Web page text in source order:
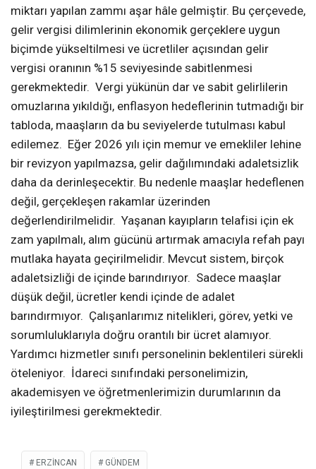
miktarı yapılan zammı aşar hâle gelmiştir. Bu çerçevede,
gelir vergisi dilimlerinin ekonomik gerçeklere uygun
biçimde yükseltilmesi ve ücretliler açısından gelir
vergisi oranının %15 seviyesinde sabitlenmesi
gerekmektedir. Vergi yükünün dar ve sabit gelirlilerin
omuzlarına yıkıldığı, enflasyon hedeflerinin tutmadığı bir
tabloda, maaşların da bu seviyelerde tutulması kabul
edilemez. Eğer 2026 yılı için memur ve emekliler lehine
bir revizyon yapılmazsa, gelir dağılımındaki adaletsizlik
daha da derinleşecektir. Bu nedenle maaşlar hedeflenen
değil, gerçekleşen rakamlar üzerinden
değerlendirilmelidir. Yaşanan kayıpların telafisi için ek
zam yapılmalı, alım gücünü artırmak amacıyla refah payı
mutlaka hayata geçirilmelidir. Mevcut sistem, birçok
adaletsizliği de içinde barındırıyor. Sadece maaşlar
düşük değil, ücretler kendi içinde de adalet
barındırmıyor. Çalışanlarımız nitelikleri, görev, yetki ve
sorumluluklarıyla doğru orantılı bir ücret alamıyor.
Yardımcı hizmetler sınıfı personelinin beklentileri sürekli
öteleniyor. İdareci sınıfındaki personelimizin,
akademisyen ve öğretmenlerimizin durumlarının da
iyileştirilmesi gerekmektedir.
ERZİNCAN GÜNDEM